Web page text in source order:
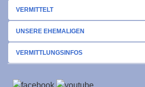
VERMITTELT
UNSERE EHEMALIGEN
VERMITTLUNGSINFOS